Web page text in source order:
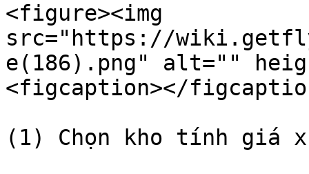
<figure><img
src="https://
e(186).png" alt=""
<figcaption></
(1) Chọn kho tính giá